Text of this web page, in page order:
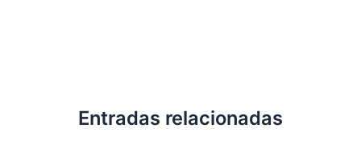
Entradas relacionadas